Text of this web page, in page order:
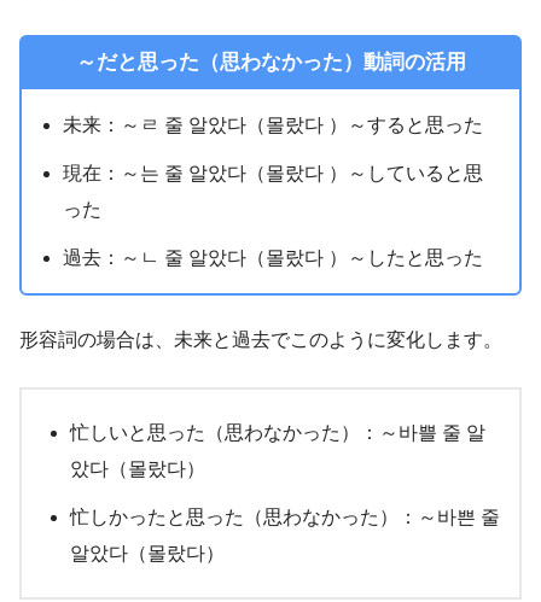
～だと思った（思わなかった）動詞の活用
未来：～ㄹ 줄 알았다（몰랐다 ）～すると思った
現在：～는 줄 알았다（몰랐다 ）～していると思
った
過去：～ㄴ 줄 알았다（몰랐다 ）～したと思った
形容詞の場合は、未来と過去でこのように変化します。
忙しいと思った（思わなかった）：～바쁠 줄 알
았다（몰랐다）
忙しかったと思った（思わなかった）：～바쁜 줄
알았다（몰랐다）